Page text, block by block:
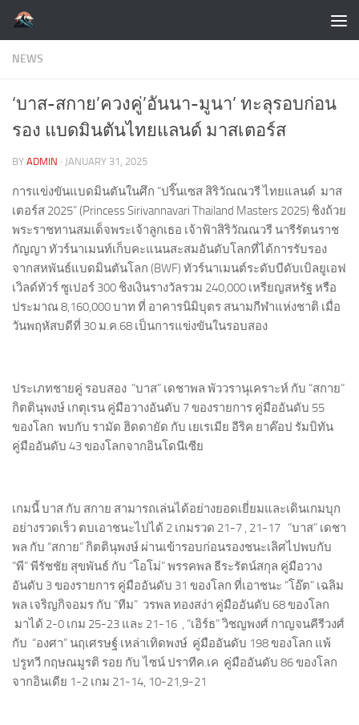
Skip to content
NEWS
‘บาส-สกาย’ควงคู่’อันนา-มูนา’ ทะลุรอบก่อน
รอง แบดมินตันไทยแลนด์ มาสเตอร์ส
BY ADMIN · JANUARY 31, 2025
การแข่งขันแบดมินตันในศึก “ปริ๊นเซส สิริวัณณวรี ไทยแลนด์ มาส
เตอร์ส 2025” (Princess Sirivannavari Thailand Masters 2025) ชิงถ้วย
พระราชทานสมเด็จพระเจ้าลูกเธอ เจ้าฟ้าสิริวัณณวรี นารีรัตนราช
กัญญา ทัวร์นาเมนท์เก็บคะแนนสะสมอันดับโลกที่ได้การรับรอง
จากสหพันธ์แบดมินตันโลก (BWF) ทัวร์นาเมนต์ระดับบีดับเบิลยูเอฟ
เวิลด์ทัวร์ ซูเปอร์ 300 ชิงเงินรางวัลรวม 240,000 เหรียญสหรัฐ หรือ
ประมาณ 8,160,000 บาท ที่ อาคารนิมิบุตร สนามกีฬาแห่งชาติ เมื่อ
วันพฤหัสบดีที่ 30 ม.ค.68 เป็นการแข่งขันในรอบสอง
ประเภทชายคู่ รอบสอง “บาส” เดชาพล พัววรานุเคราะห์ กับ “สกาย”
กิตตินุพงษ์ เกตุเรน คู่มือวางอันดับ 7 ของรายการ คู่มืออันดับ 55
ของโลก พบกับ รามัด ฮิดดายัด กับ เยเรเมีย อีริค ยาค๊อป รัมบิทัน
คู่มืออันดับ 43 ของโลกจากอินโดนีเซีย
เกมนี้ บาส กับ สกาย สามารถเล่นได้อย่างยอดเยี่ยมและเดินเกมบุก
อย่างรวดเร็ว ตบเอาชนะไปได้ 2 เกมรวด 21-7 , 21-17 “บาส” เดชา
พล กับ “สกาย” กิตตินุพงษ์ ผ่านเข้ารอบก่อนรองชนะเลิศไปพบกับ
“พี” พีรัชชัย สุขพันธ์ กับ “โอโม่” พรรคพล ธีระรัตน์สกุล คู่มือวาง
อันดับ 3 ของรายการ คู่มืออันดับ 31 ของโลก ที่เอาชนะ “โอ๊ต” เฉลิม
พล เจริญกิจอมร กับ “ทีม” วรพล ทองสง่า คู่มืออันดับ 68 ของโลก
มาได้ 2-0 เกม 25-23 และ 21-16 , “เอิร์ธ” วิชญพงศ์ กาญจนคีรีวงศ์
กับ “องศา” นฤเศรษฐ์ เหล่าเทิดพงษ์ คู่มืออันดับ 198 ของโลก แพ้
ปรูทวี กฤษณมูรติ รอย กับ ไซน์ ปราทีค.เค คู่มืออันดับ 86 ของโลก
จากอินเดีย 1-2 เกม 21-14, 10-21,9-21